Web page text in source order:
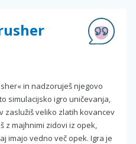
in nadzoruješ njegovo
simulacijsko igro uničevanja,
zaslužiš veliko zlatih kovancev
z majhnimi zidovi iz opek,
imajo vedno več opek. Igra je